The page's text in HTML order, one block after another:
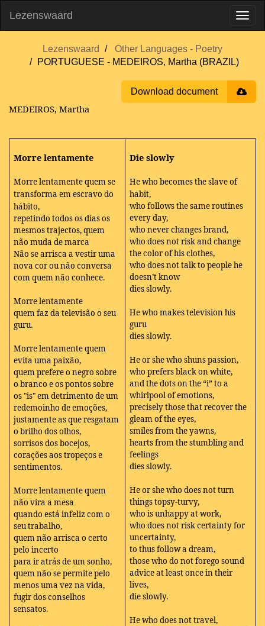
Lezenswaard
Lezenswaard
Other Languages - Poetry
PORTUGUESE - MEDEIROS, Martha (BRAZIL)
Download document
MEDEIROS, Martha
Morre lentamente
Morre lentamente quem se
transforma em escravo do
hábito,
repetindo todos os dias os
mesmos trajectos, quem
não muda de marca
Não se arrisca a vestir uma
nova cor ou não conversa
com quem não conhece.
Morre lentamente
quem faz da televisão o seu
guru.
Morre lentamente quem
evita uma paixão,
quem prefere o negro sobre
o branco e os pontos sobre
os "is" em detrimento de um
redemoinho de emoções,
justamente as que resgatam
o brilho dos olhos,
sorrisos dos bocejos,
corações aos tropeços e
sentimentos.
Morre lentamente quem
não vira a mesa
quando está infeliz com o
seu trabalho,
quem não arrisca o certo
pelo incerto
para ir atrás de um sonho,
quem não se permite pelo
menos uma vez na vida,
fugir dos conselhos
sensatos.
Die slowly
He who becomes the slave of
habit,
who follows the same routines
every day,
who never changes brand,
who does not risk and change
the color of his clothes,
who does not talk to people he
doesn’t know
dies slowly.
He who makes television his
guru
dies slowly.
He or she who shuns passion,
who prefers black on white,
and the dots on the “i” to a
whirlpool of emotions,
precisely those that recover the
gleam of the eyes,
smiles from the yawns,
hearts from the stumbling and
feelings
dies slowly.
He or she who does not turn
things topsy-turvy,
who is unhappy at work,
who does not risk certainty for
uncertainty,
to thus follow a dream,
those who do not forego sound
advice at least once in their
lives,
die slowly.
He who does not travel,